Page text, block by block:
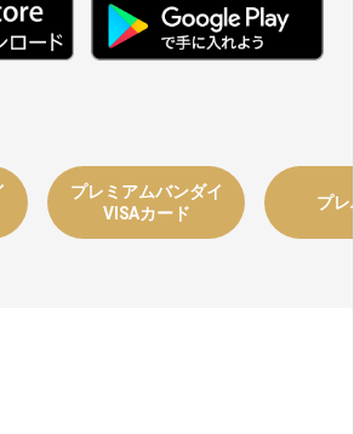
プレミアムバンダイ
VISAカード
プ